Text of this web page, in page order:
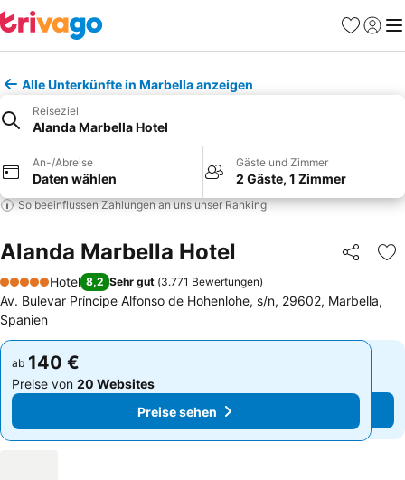
Favoriten
Alle Unterkünfte in Marbella anzeigen
Reiseziel
Alanda Marbella Hotel
An-/Abreise
Daten wählen
Gäste und Zimmer
2 Gäste, 1 Zimmer
So beeinflussen Zahlungen an uns unser Ranking
Alanda Marbella Hotel Teilen
5 Sterne
Hotel 8,2 Sehr gut (3.771 Bewertungen)
Av. Bulevar Príncipe Alfonso de Hohenlohe, s/n, 29602, Marbella,
Spanien
ab 140 €
Preise von 20 Websites
Preise sehen
ab 140 €
Preise von 20 Websites
Preise sehen